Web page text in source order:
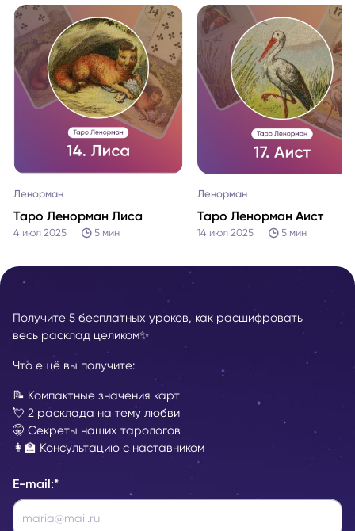
Ленорман
Таро Ленорман Лиса
4 июл 2025 5 мин
Ленорман
Таро Ленорман Аист
14 июл 2025 5 мин
Получите 5 бесплатных уроков, как расшифровать
весь расклад целиком✨
Что ещё вы получите:
📝 Компактные значения карт
💘 2 расклада на тему любви
🤫 Секреты наших тарологов
👩‍🏫 Консультацию с наставником
E-mail:*